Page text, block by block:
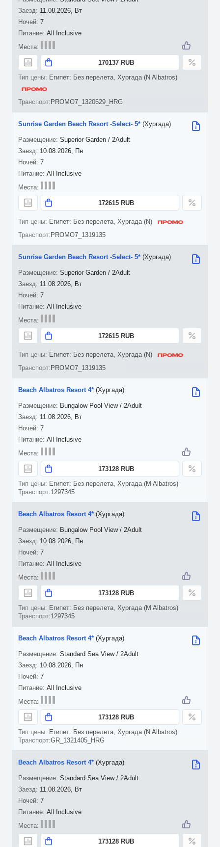
11.08.2026, Вт
7
All Inclusive
170137 RUB
Египет: Без перелета, Хургада (N Albatros)
PROMO7_1320629_HRG
10.08.2026, Пн
7
Sunrise Garden Beach Resort -Select- 5* (Хургада)
Superior Garden / 2Adult
All Inclusive
172615 RUB
Египет: Без перелета, Хургада (N)
PROMO7_1319135
11.08.2026, Вт
7
Sunrise Garden Beach Resort -Select- 5* (Хургада)
Superior Garden / 2Adult
All Inclusive
172615 RUB
Египет: Без перелета, Хургада (N)
PROMO7_1319135
11.08.2026, Вт
7
Beach Albatros Resort 4* (Хургада)
Bungalow Pool View / 2Adult
All Inclusive
173128 RUB
Египет: Без перелета, Хургада (M Albatros)
1297345
10.08.2026, Пн
7
Beach Albatros Resort 4* (Хургада)
Bungalow Pool View / 2Adult
All Inclusive
173128 RUB
Египет: Без перелета, Хургада (M Albatros)
1297345
10.08.2026, Пн
7
Beach Albatros Resort 4* (Хургада)
Standard Sea View / 2Adult
All Inclusive
173128 RUB
Египет: Без перелета, Хургада (N Albatros)
GR_1321405_HRG
11.08.2026, Вт
7
Beach Albatros Resort 4* (Хургада)
Standard Sea View / 2Adult
All Inclusive
173128 RUB